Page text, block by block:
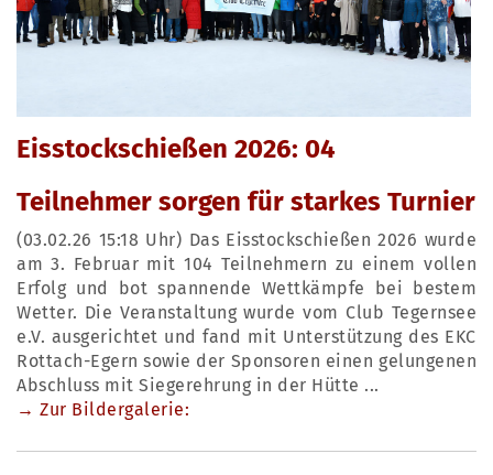
Eisstockschießen 2026: 04
Teilnehmer sorgen für starkes Turnier
(03.02.26 15:18 Uhr) Das Eisstockschießen 2026 wurde
am 3. Februar mit 104 Teilnehmern zu einem vollen
Erfolg und bot spannende Wettkämpfe bei bestem
Wetter. Die Veranstaltung wurde vom Club Tegernsee
e.V. ausgerichtet und fand mit Unterstützung des EKC
Rottach-Egern sowie der Sponsoren einen gelungenen
Abschluss mit Siegerehrung in der Hütte ...
→ Zur Bildergalerie: